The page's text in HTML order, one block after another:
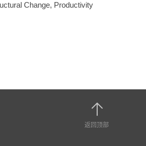
Change, Productivity
返回顶部